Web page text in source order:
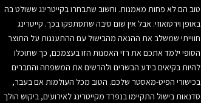
טוב הם לא פחות מאמנות. וחשוב שתבחרו בקייטרינג ששולט בה
באופן וירטואוזי. אבל אין שום סיבה שתסתפקו בכך. קייטרינג
חווייתי שמשלב את ההנאה מהבישול עם ההתענגות על התוצר
הסופי ילמד אתכם את רזי האמנות הזו בעצמכם, כך שתוכלו
להיות בקיאים בידע הבשרים ולהרשים את המשפחה והחברים
בכישורי הפיט-מאסטר שלכם. הטוב מכל העולמות אם בעבר,
סדנאות בישול התקיימו בנפרד מקייטרינג לאירועים, ביקוש הולך